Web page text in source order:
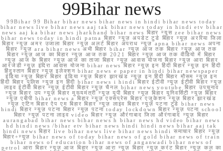
99Bihar news
99Bihar 99 Bihar bihar news bihar news in hindi bihar news today
bihar news live bihar news aaj tak bihar news today in hindi etv bihar
news aaj ka bihar news jharkhand bihar news बिहार न्यूस zee bihar news
bihar news today in hindi patna बिहार न्यूज़ अपडेट टुडे बिहार न्यूज़ अररिया जिला
बिहार न्यूज़ अमर उजाला बिहार न्यूज़ अलर्ट बिहार अपराध न्यूज़ apna bihar news अपना
बिहार न्यूज़ ara bihar news अभी बिहार bihar न्यूज़ आज तक बिहार न्यूज़ आज तक
बिहार न्यूज़ आज का बिहार न्यूज़ आज तक 2021 बिहार न्यूज़ आज तक वीडियो में बिहार
न्यूज़ आज के बिहार न्यूज़ आज का ताजा बिहार न्यूज़ आवास योजना बिहार न्यूज़ आरा बिहार
आरजेडी न्यूज़ इंदिरा आवास योजना bihar news बिहार न्यूज़ इन हिंदी बिहार न्यूज़ इन हिंदी
हिंदुस्तान बिहार न्यूज़ इलेक्शन bihar news e paper in hindi bihar newspaper
इंडिया न्यूज़ बिहार बिहार इंडिया न्यूज़ बिहार झारखंड न्यूज़ इन हिंदी बिहार मौसम न्यूज़ इन
हिंदी बिहार पुलिस न्यूज़ इन हिंदी bihar news i hindi बिहार ईटीवी न्यूज़ ईटीवी बिहार न्यूज़
लाइव ईटीवी बिहार न्यूज़ ईटीवी बिहार न्यूज़ चैनल bihar news youtube बिहार उपचुनाव
न्यूज़ बिहार उप न्यूज़ बिहार मुख्यमंत्री न्यूज़ यूपी बिहार न्यूज़ बिहार यूनिवर्सिटी न्यूज़ बिहार
न्यूज़ एबीपी bihar news a बिहार न्यूज़ एक्सप्रेस बिहार एजुकेशन न्यूज़ बिहार झारखंड
न्यूज़ एटिन बिहार ऐप एम बिहार बिहार न्यूज़ लाइव बिहार न्यूज़ पटना टुडे bihar news
hindi बिहार न्यूज़ पटना बिहार न्यूज़ पटना today lockdown बिहार न्यूज़ पटना school
बिहार न्यूज़ पटना लाइव video बिहार न्यूज़ औरंगाबाद जिला औरंगाबाद न्यूज़ बिहार
aurangabad bihar news bihar news h bihar news hd video bihar news
hd hindi news /bihar etv bihar news hindi hindi news bihar aaj tak
hindi news बिहार live bihar news live bihar news hindi समाचार बिहार न्यूज़
बिहार+न्यूज़ bihar news of today bihar news of gold bihar news of train
bihar news of education bihar news of anganwadi bihar news of
petrol आरा बिहार न्यूज़ आज बिहार न्यूज़ आरा न्यूज़ बिहार न्यूज़ करंट बिहार न्यूज़ कल का